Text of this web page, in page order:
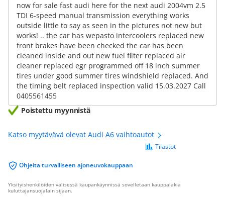
now for sale fast audi here for the next audi 2004vm 2.5
TDI 6-speed manual transmission everything works
outside little to say as seen in the pictures not new but
works! .. the car has wepasto intercoolers replaced new
front brakes have been checked the car has been
cleaned inside and out new fuel filter replaced air
cleaner replaced egr programmed off 18 inch summer
tires under good summer tires windshield replaced. And
the timing belt replaced inspection valid 15.03.2027 Call
0405561455
Poistettu myynnistä
Katso myytävävä olevat Audi A6 vaihtoautot
Ohjeita turvalliseen ajoneuvokauppaan
Tilastot
Yksityishenkilöiden välisessä kaupankäynnissä sovelletaan kauppalakia
kuluttajansuojalain sijaan.